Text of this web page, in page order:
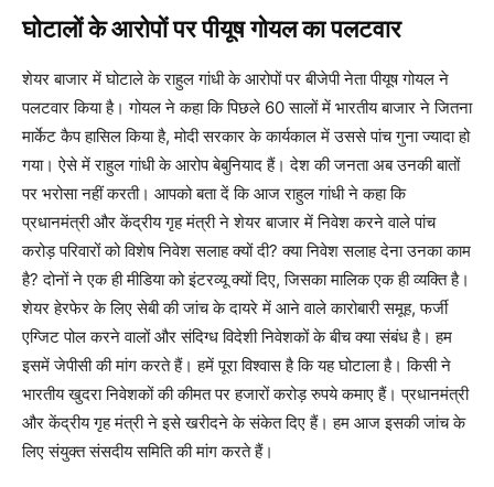
घोटालों के आरोपों पर पीयूष गोयल का पलटवार
शेयर बाजार में घोटाले के राहुल गांधी के आरोपों पर बीजेपी नेता पीयूष गोयल ने
पलटवार किया है। गोयल ने कहा कि पिछले 60 सालों में भारतीय बाजार ने जितना
मार्केट कैप हासिल किया है, मोदी सरकार के कार्यकाल में उससे पांच गुना ज्यादा हो
गया। ऐसे में राहुल गांधी के आरोप बेबुनियाद हैं। देश की जनता अब उनकी बातों
पर भरोसा नहीं करती। आपको बता दें कि आज राहुल गांधी ने कहा कि
प्रधानमंत्री और केंद्रीय गृह मंत्री ने शेयर बाजार में निवेश करने वाले पांच
करोड़ परिवारों को विशेष निवेश सलाह क्यों दी? क्या निवेश सलाह देना उनका काम
है? दोनों ने एक ही मीडिया को इंटरव्यू क्यों दिए, जिसका मालिक एक ही व्यक्ति है।
शेयर हेरफेर के लिए सेबी की जांच के दायरे में आने वाले कारोबारी समूह, फर्जी
एग्जिट पोल करने वालों और संदिग्ध विदेशी निवेशकों के बीच क्या संबंध है। हम
इसमें जेपीसी की मांग करते हैं। हमें पूरा विश्वास है कि यह घोटाला है। किसी ने
भारतीय खुदरा निवेशकों की कीमत पर हजारों करोड़ रुपये कमाए हैं। प्रधानमंत्री
और केंद्रीय गृह मंत्री ने इसे खरीदने के संकेत दिए हैं। हम आज इसकी जांच के
लिए संयुक्त संसदीय समिति की मांग करते हैं।